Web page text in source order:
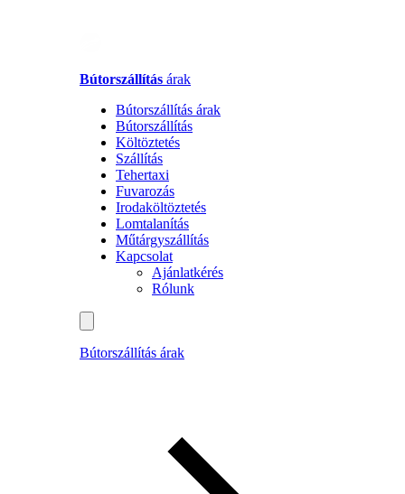
Bútorszállítás árak
Bútorszállítás árak
Bútorszállítás
Költöztetés
Szállítás
Tehertaxi
Fuvarozás
Irodaköltöztetés
Lomtalanítás
Műtárgyszállítás
Kapcsolat
Ajánlatkérés
Rólunk
Bútorszállítás árak